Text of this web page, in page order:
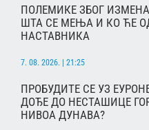
ПОЛЕМИКЕ ЗБОГ
ШТА СЕ МЕЊА И КО ЋЕ
НАСТАВНИКА
7. 08. 2026. | 21:25
ПРОБУДИТЕ СЕ УЗ
ДОЂЕ ДО НЕСТАШИЦЕ
НИВОА ДУНАВА?